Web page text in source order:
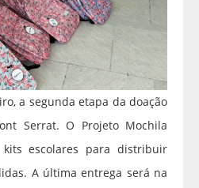
a segunda etapa da doação
Serrat. O Projeto Mochila
escolares para distribuir
A última entrega será na